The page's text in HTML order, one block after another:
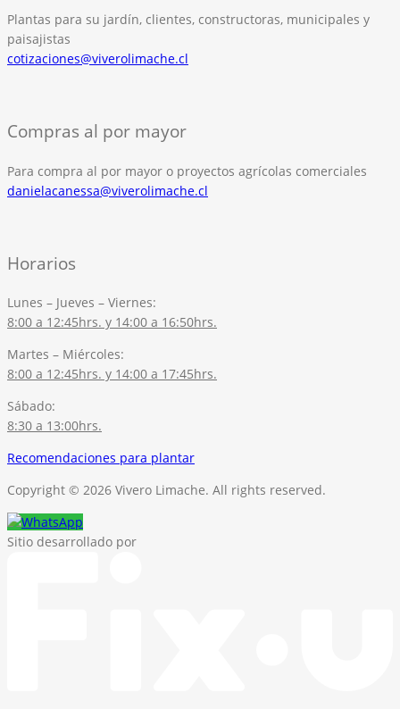
Plantas para su jardín, clientes, constructoras, municipales y
paisajistas
cotizaciones@viverolimache.cl
Compras al por mayor
Para compra al por mayor o proyectos agrícolas comerciales
danielacanessa@viverolimache.cl
Horarios
Lunes – Jueves – Viernes:
8:00 a 12:45hrs. y 14:00 a 16:50hrs.
Martes – Miércoles:
8:00 a 12:45hrs. y 14:00 a 17:45hrs.
Sábado:
8:30 a 13:00hrs.
Recomendaciones para plantar
Copyright © 2026 Vivero Limache. All rights reserved.
Sitio desarrollado por